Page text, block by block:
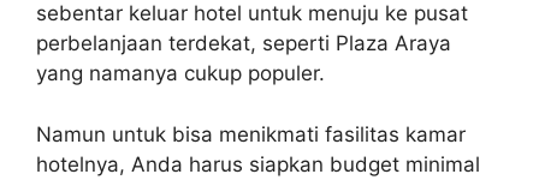
sebentar keluar hotel untuk menuju ke pusat
perbelanjaan terdekat, seperti Plaza Araya
yang namanya cukup populer.
Namun untuk bisa menikmati fasilitas kamar
hotelnya, Anda harus siapkan budget minimal